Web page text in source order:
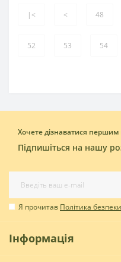
|< < 48
52 53 54
Хочете дізнаватися першим
Підпишіться на нашу
Я прочитав Політика безпеки
Інформація